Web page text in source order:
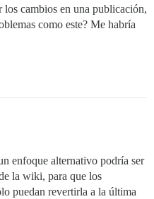
cambios en una publicación,
como este? Me habría
enfoque alternativo podría ser
la wiki, para que los
puedan revertirla a la última